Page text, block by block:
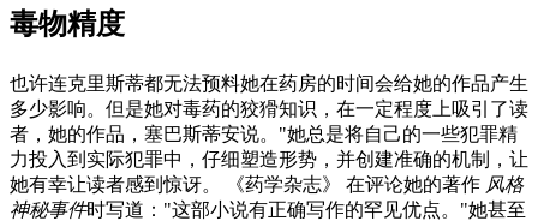
毒物精度
也许连克里斯蒂都无法预料她在药房的时间会给她的作品产生
多少影响。但是她对毒药的狡猾知识，在一定程度上吸引了读
者，她的作品，塞巴斯蒂安说。"她总是将自己的一些犯罪精
力投入到实际犯罪中，仔细塑造形势，并创建准确的机制，让
她有幸让读者感到惊讶。 《药学杂志》 在评论她的著作 风格
神秘事件时写道："这部小说有正确写作的罕见优点。"她甚至